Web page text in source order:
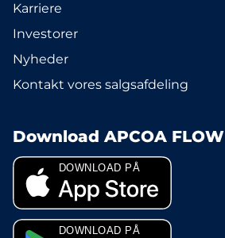
Karriere
Investorer
Nyheder
Kontakt vores salgsafdeling
Download APCOA FLOW